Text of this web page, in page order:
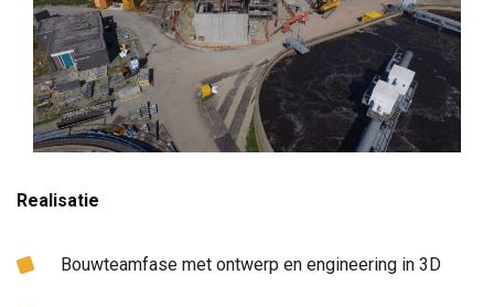
Realisatie
Bouwteamfase met ontwerp en engineering in 3D